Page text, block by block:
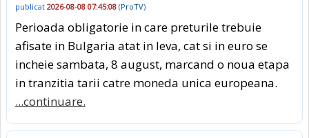
publicat 2026-08-08 07:45:08 (ProTV)
Perioada obligatorie in care preturile trebuie
afisate in Bulgaria atat in leva, cat si in euro se
incheie sambata, 8 august, marcand o noua etapa
in tranzitia tarii catre moneda unica europeana.
...continuare.